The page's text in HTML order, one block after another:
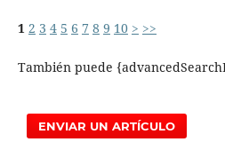
1 2 3 4 5 6 7 8 9 10 > >>
También puede
ENVIAR UN ARTÍCULO